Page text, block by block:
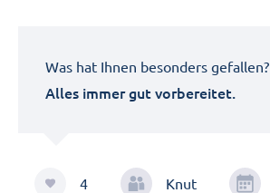
Was hat Ihnen besonders gefallen?
Alles immer gut vorbereitet.
4 Knut